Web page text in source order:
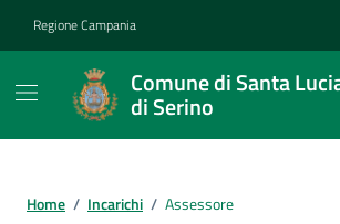
Regione Campania
Comune di Santa
di Serino
Home / Incarichi / Assessore